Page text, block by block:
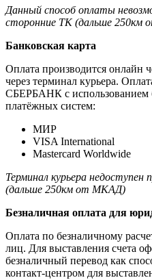
Данный способ оплаты
сторонние ТК (дальше
Банковская карта
Оплата производится онлайн
через терминал курьера.
СБЕРБАНК с использованием
платёжных систем:
МИР
VISA International
Mastercard Worldwide
Терминал курьера недоступен
(дальше 250км от МКАД)
Безналичная оплата для
Оплата по безналичному
лиц. Для выставления счета
безналичный перевод как
контакт-центром для